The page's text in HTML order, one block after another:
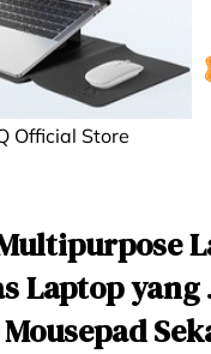
Official Store
Laptop yang